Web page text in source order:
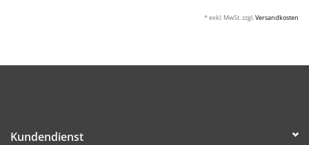
* exkl. MwSt. zzgl.Versandkosten
Kundendienst